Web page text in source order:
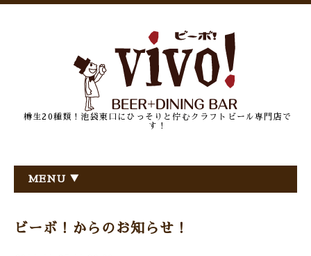
樽生20種類！池袋東口にひっそりと佇むクラフトビール専門店で
す！
MENU ▼
ビーボ！からのお知らせ！